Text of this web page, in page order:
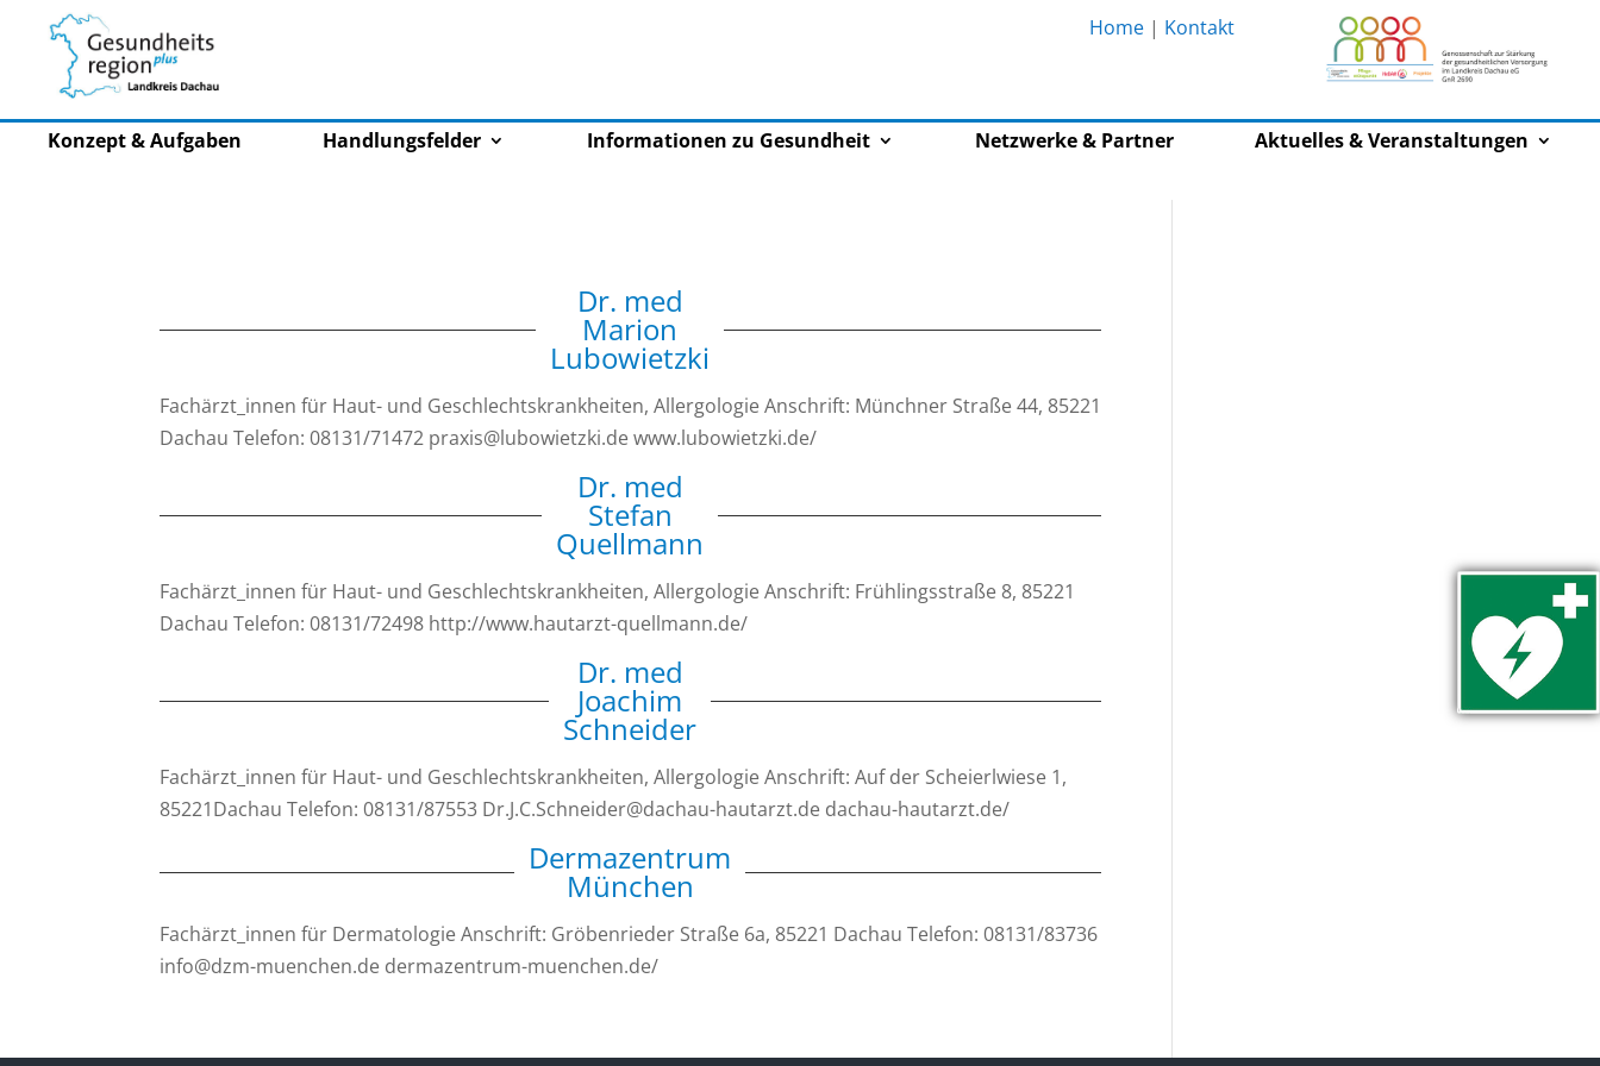
Home | Kontakt
Konzept & Aufgaben Handlungsfelder Informationen zu Gesundheit Netzwerke & Partner Aktuelles & Veranstaltungen
Dr. med
Marion
Lubowietzki
Fachärzt_innen für Haut- und Geschlechtskrankheiten, Allergologie Anschrift: Münchner Straße 44, 85221
Dachau Telefon: 08131/71472 praxis@lubowietzki.de www.lubowietzki.de/
Dr. med
Stefan
Quellmann
Fachärzt_innen für Haut- und Geschlechtskrankheiten, Allergologie Anschrift: Frühlingsstraße 8, 85221
Dachau Telefon: 08131/72498 http://www.hautarzt-quellmann.de/
Dr. med
Joachim
Schneider
Fachärzt_innen für Haut- und Geschlechtskrankheiten, Allergologie Anschrift: Auf der Scheierlwiese 1,
85221Dachau Telefon: 08131/87553 Dr.J.C.Schneider@dachau-hautarzt.de dachau-hautarzt.de/
Dermazentrum
München
Fachärzt_innen für Dermatologie Anschrift: Gröbenrieder Straße 6a, 85221 Dachau Telefon: 08131/83736
info@dzm-muenchen.de dermazentrum-muenchen.de/